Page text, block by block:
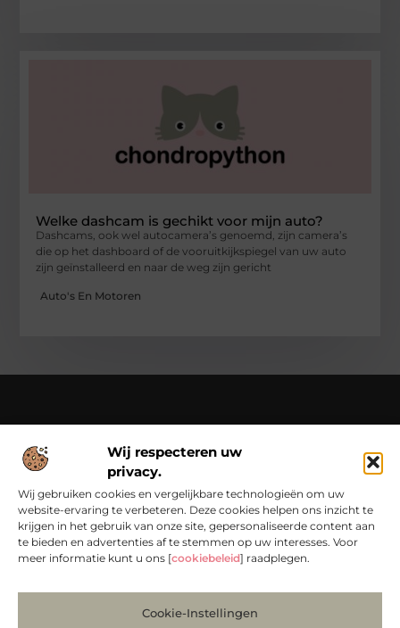
Wij respecteren uw
privacy.
Wij gebruiken cookies en vergelijkbare technologieën om uw
website-ervaring te verbeteren. Deze cookies helpen ons inzicht te
krijgen in het gebruik van onze site, gepersonaliseerde content aan
te bieden en advertenties af te stemmen op uw interesses. Voor
meer informatie kunt u ons [cookiebeleid] raadplegen.
Cookie-Instellingen
Welke dashcam is gechikt voor mijn auto?
Dashcams, ook wel autocamera’s genoemd, zijn camera’s
die op het dashboard of de vooruitkijkspiegel van uw auto
zijn geïnstalleerd en naar de weg zijn gericht
Auto's En Motoren
Van praktische tips tot bijzondere verhalen – lees en beleef
het op Chondropython.nl.
Duik in een rijke verzameling artikelen die je inspireren en je
dagelijks leven een frisse kijk geven.
Bericht categorie